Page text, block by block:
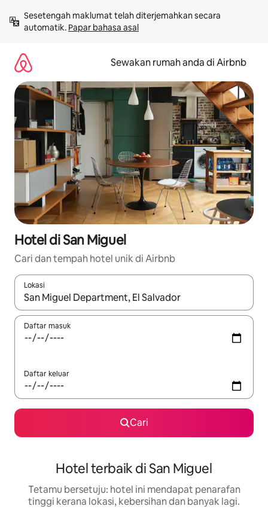
kandungan
Sesetengah maklumat telah diterjemahkan secara
automatik. Papar bahasa asal
Sewakan rumah anda di Airbnb
Hotel di San Miguel
Cari dan tempah hotel unik di Airbnb
Lokasi
Apabila hasil tersedia, navigasi dengan kekunci anak panah
Daftar masuk
Daftar keluar
Cari
Hotel terbaik di San Miguel
Tetamu bersetuju: hotel ini mendapat penarafan
tinggi kerana lokasi, kebersihan dan banyak lagi.